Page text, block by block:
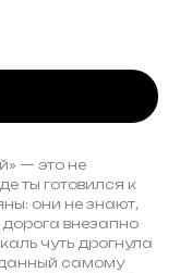
— это не
ты готовился к
они не знают,
дорога внезапно
чуть дрогнула
самому